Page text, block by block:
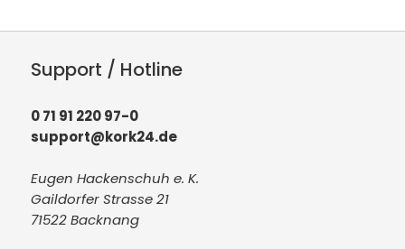
Support / Hotline
0 71 91 220 97-0
support@kork24.de
Eugen Hackenschuh e. K.
Gaildorfer Strasse 21
71522 Backnang